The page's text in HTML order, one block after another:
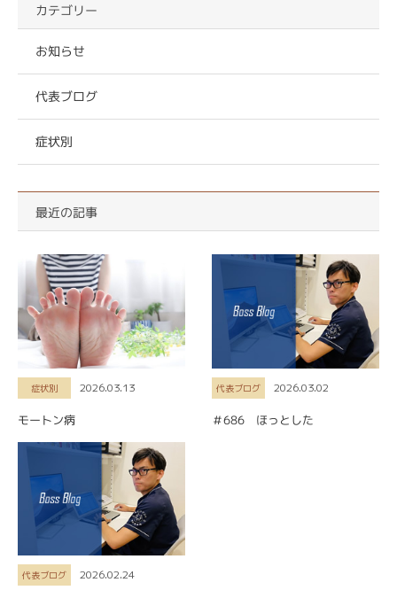
カテゴリー
お知らせ
代表ブログ
症状別
最近の記事
症状別 2026.03.13
モートン病
代表ブログ 2026.03.02
＃686 ほっとした
代表ブログ 2026.02.24